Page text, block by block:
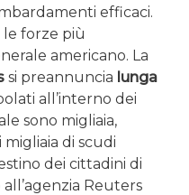
efficaci.
le forze più
americano. La
si preannuncia lunga
all’interno dei
sono migliaia,
di scudi
dei cittadini di
Reuters